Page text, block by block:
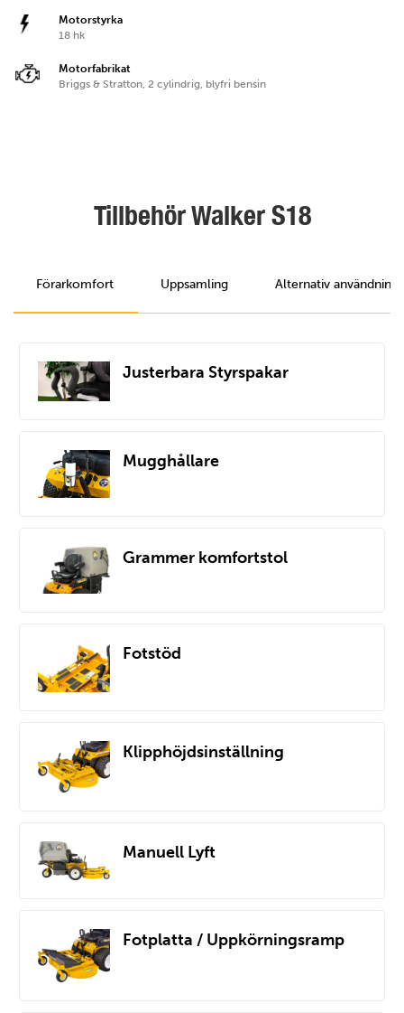
Motorfabrikat
Briggs & Stratton, 2 cylindrig, blyfri bensin
Motorstyrka
18 hk
Tillbehör Walker S18
Förarkomfort Uppsamling Alternativ användning
Justerbara Styrspakar
Mugghållare
Grammer komfortstol
Fotstöd
Klipphöjdsinställning
Manuell Lyft
Fotplatta / Uppkörningsramp